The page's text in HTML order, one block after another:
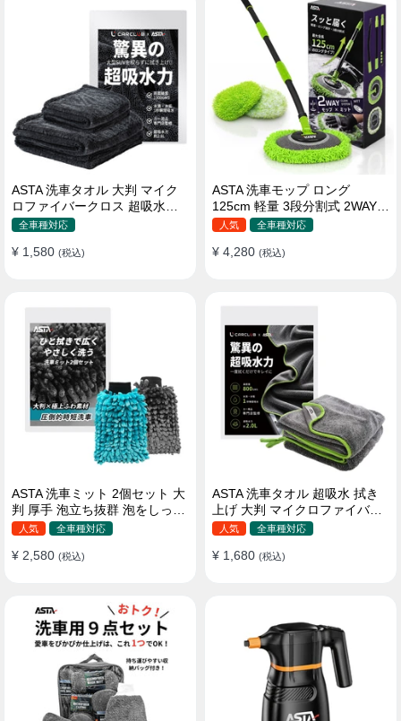
ASTA 洗車タオル 大判 マイク
ロファイバークロス 超吸水ツ
イストパイル 洗車クロス 傷防
全車種対応
¥ 1,580 (税込)
ASTA 洗車モップ ロング
125cm 軽量 3段分割式 2WAY
洗車ブラシ スポンジ 高吸水 マ
110°可動ヘッド 15°カーブ設計
人気 全車種対応
¥ 4,280 (税込)
ASTA 洗車ミット 2個セット 大
判 厚手 泡立ち抜群 泡をしっか
りキープ 洗車スポンジ マイ
傷つきにくい ボディ ガラス ホ
人気 全車種対応
¥ 2,580 (税込)
ASTA 洗車タオル 超吸水 拭き
上げ 大判 マイクロファイバー
クロス プロ仕様 水拭き 窓拭き
ない 撥水 厚手 両面 大型 洗車
人気 全車種対応
¥ 1,680 (税込)